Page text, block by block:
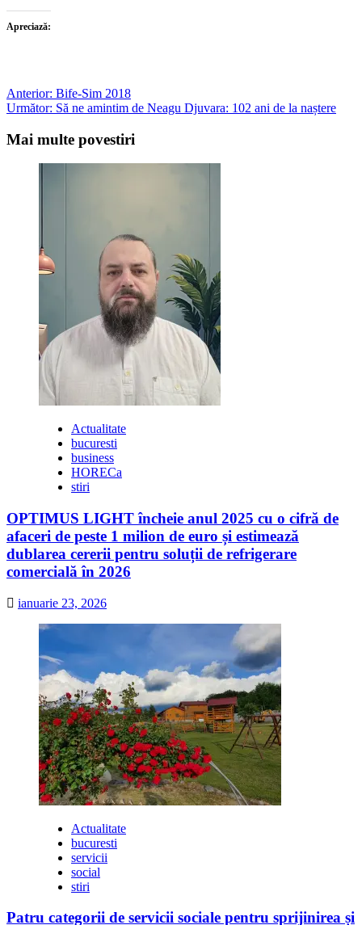
Apreciază:
Post
navigation
Anterior: Bife-Sim 2018
Următor: Să ne amintim de Neagu Djuvara: 102 ani de la naștere
Mai multe povestiri
Actualitate
bucuresti
business
HORECa
stiri
OPTIMUS LIGHT încheie anul 2025 cu o cifră de
afaceri de peste 1 milion de euro și estimează
dublarea cererii pentru soluții de refrigerare
comercială în 2026
ianuarie 23, 2026
Actualitate
bucuresti
servicii
social
stiri
Patru categorii de servicii sociale pentru sprijinirea și